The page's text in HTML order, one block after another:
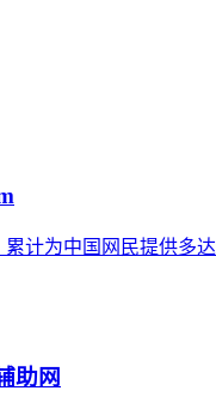
计为中国网民提供
助网